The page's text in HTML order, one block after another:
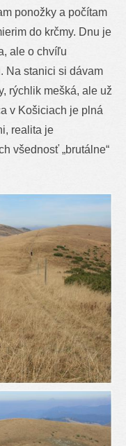
ponožky a počítam
do krčmy. Dnu je
ale o chvíľu
Na stanici si dávam
rýchlik mešká, ale už
v Košiciach je plná
realita je
všednosť „brutálne“